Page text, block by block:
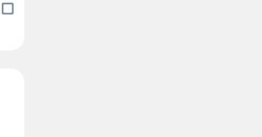
check_box_outline_blank